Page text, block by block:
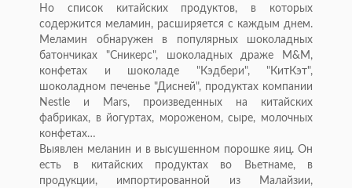
Но список китайских продуктов, в которых
содержится меламин, расширяется с каждым днем.
Меламин обнаружен в популярных шоколадных
батончиках "Сникерс", шоколадных драже M&М,
конфетах и шоколаде "Кэдбери", "КитКэт",
шоколадном печенье "Дисней", продуктах компании
Nestle и Mars, произведенных на китайских
фабриках, в йогуртах, мороженом, сыре, молочных
конфетах…
Выявлен меланин и в высушенном порошке яиц. Он
есть в китайских продуктах во Вьетнаме, в
продукции, импортированной из Малайзии,